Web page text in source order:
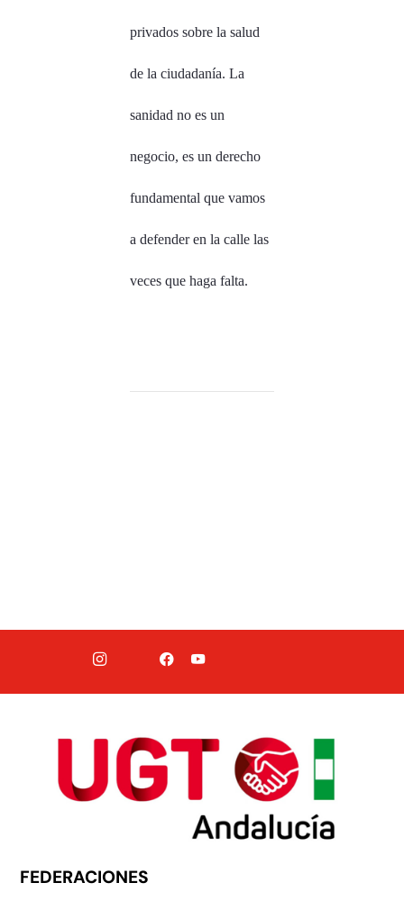
privados sobre la salud
de la ciudadanía. La
sanidad no es un
negocio, es un derecho
fundamental que vamos
a defender en la calle las
veces que haga falta.
FEDERACIONES